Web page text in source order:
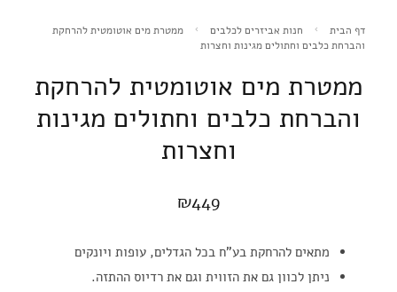
דף הבית חנות אביזרים לכלבים
ממטרת מים אוטומטית להרחקת
והברחת כלבים וחתולים מגינות וחצרות
ממטרת מים אוטומטית להרחקת
והברחת כלבים וחתולים מגינות
וחצרות
₪449
מתאים להרחקת בע"ח בכל הגדלים, עופות ויונקים
ניתן לכוון גם את הזווית וגם את רדיוס ההתזה.